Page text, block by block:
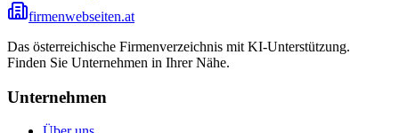
firmenwebseiten.at
Das österreichische Firmenverzeichnis mit KI-Unterstützung.
Finden Sie Unternehmen in Ihrer Nähe.
Unternehmen